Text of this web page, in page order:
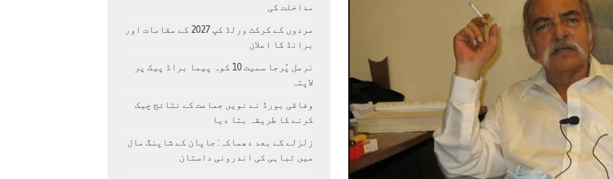
مداخلت کی
مردوں کے کرکٹ ورلڈ کپ 2027 کے مقامات اور
برانڈ کا اعلان
نرمل پُرجا سمیت 10 کوہ پیما براڈ پیک پر
لاپتہ
وفاقی بورڈ نے نویں جماعت کے نتائج چیک
کرنے کا طریقہ بتا دیا
زلزلے کے بعد دھماکہ: جاپان کے شاپنگ مال
میں تباہی کی اندرونی داستان